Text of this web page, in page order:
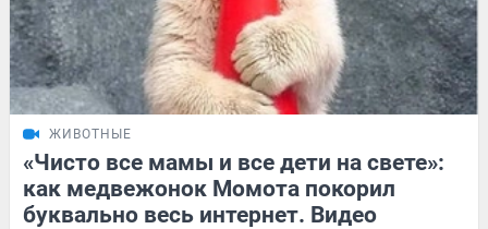
ЖИВОТНЫЕ
«Чисто все мамы и все дети на свете»:
как медвежонок Момота покорил
буквально весь интернет. Видео